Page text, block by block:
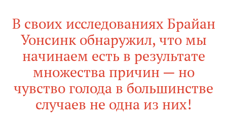
В своих исследованиях Брайан
Уонсинк обнаружил, что мы
начинаем есть в результате
множества причин — но
чувство голода в большинстве
случаев не одна из них!